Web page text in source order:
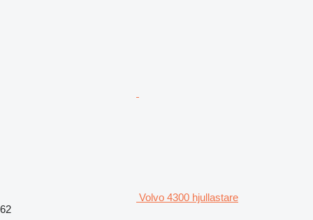
Volvo 4300 hjullastare
62